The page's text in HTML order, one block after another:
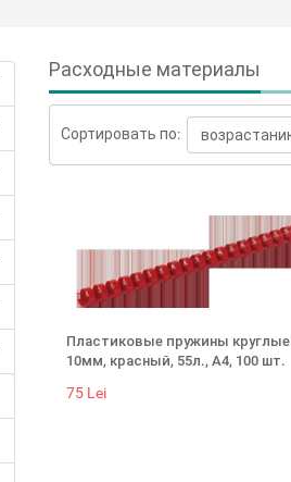
Расходные материалы
Сортировать по:
Пластиковые пружины круглые
10мм, красный, 55л., А4, 100 шт.
75 Lei